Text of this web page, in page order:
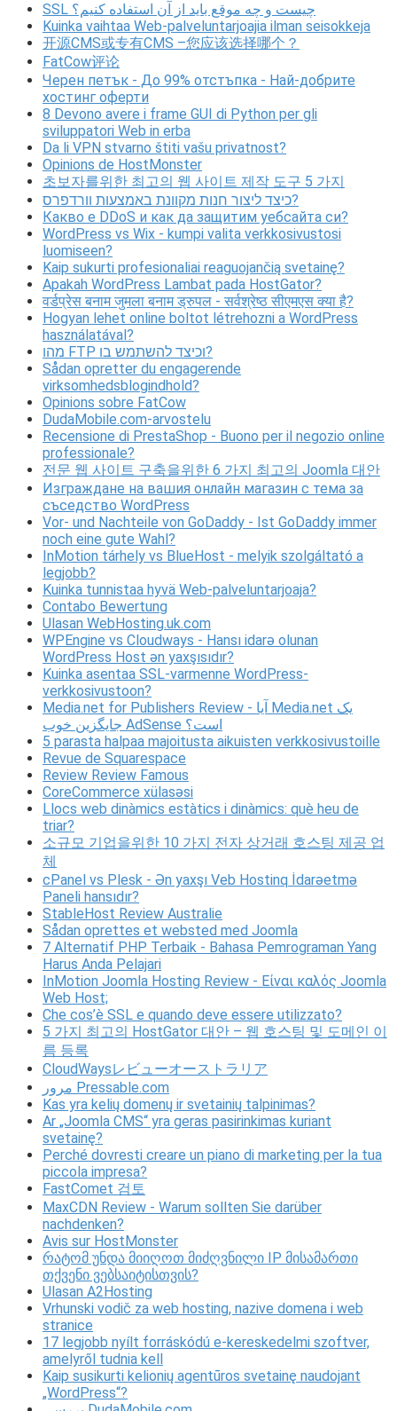
SSL چیست و چه موقع باید از آن استفاده کنیم؟
Kuinka vaihtaa Web-palveluntarjoajia ilman seisokkeja
开源CMS或专有CMS –您应该选择哪个？
FatCow评论
Черен петък - До 99% отстъпка - Най-добрите
хостинг оферти
8 Devono avere i frame GUI di Python per gli
sviluppatori Web in erba
Da li VPN stvarno štiti vašu privatnost?
Opinions de HostMonster
초보자를위한 최고의 웹 사이트 제작 도구 5 가지
כיצד ליצור חנות מקוונת באמצעות וורדפרס?
Какво е DDoS и как да защитим уебсайта си?
WordPress vs Wix - kumpi valita verkkosivustosi
luomiseen?
Kaip sukurti profesionaliai reaguojančią svetainę?
Apakah WordPress Lambat pada HostGator?
वर्डप्रेस बनाम जुमला बनाम ड्रुपल - सर्वश्रेष्ठ सीएमएस क्या है?
Hogyan lehet online boltot létrehozni a WordPress
használatával?
מהו FTP וכיצד להשתמש בו?
Sådan opretter du engagerende
virksomhedsblogindhold?
Opinions sobre FatCow
DudaMobile.com-arvostelu
Recensione di PrestaShop - Buono per il negozio online
professionale?
전문 웹 사이트 구축을위한 6 가지 최고의 Joomla 대안
Изграждане на вашия онлайн магазин с тема за
съседство WordPress
Vor- und Nachteile von GoDaddy - Ist GoDaddy immer
noch eine gute Wahl?
InMotion tárhely vs BlueHost - melyik szolgáltató a
legjobb?
Kuinka tunnistaa hyvä Web-palveluntarjoaja?
Contabo Bewertung
Ulasan WebHosting.uk.com
WPEngine vs Cloudways - Hansı idarə olunan
WordPress Host ən yaxşısıdır?
Kuinka asentaa SSL-varmenne WordPress-
verkkosivustoon?
Media.net for Publishers Review - آیا Media.net یک
جایگزین خوب AdSense است؟
5 parasta halpaa majoitusta aikuisten verkkosivustoille
Revue de Squarespace
Review Review Famous
CoreCommerce xülasəsi
Llocs web dinàmics estàtics i dinàmics: què heu de
triar?
소규모 기업을위한 10 가지 전자 상거래 호스팅 제공 업
체
cPanel vs Plesk - Ən yaxşı Veb Hostinq İdarəetmə
Paneli hansıdır?
StableHost Review Australie
Sådan oprettes et websted med Joomla
7 Alternatif PHP Terbaik - Bahasa Pemrograman Yang
Harus Anda Pelajari
InMotion Joomla Hosting Review - Είναι καλός Joomla
Web Host;
Che cos’è SSL e quando deve essere utilizzato?
5 가지 최고의 HostGator 대안 – 웹 호스팅 및 도메인 이
름 등록
CloudWaysレビューオーストラリア
مرور Pressable.com
Kas yra kelių domenų ir svetainių talpinimas?
Ar „Joomla CMS“ yra geras pasirinkimas kuriant
svetainę?
Perché dovresti creare un piano di marketing per la tua
piccola impresa?
FastComet 검토
MaxCDN Review - Warum sollten Sie darüber
nachdenken?
Avis sur HostMonster
რატომ უნდა მიიღოთ მიძღვნილი IP მისამართი
თქვენი ვებსაიტისთვის?
Ulasan A2Hosting
Vrhunski vodič za web hosting, nazive domena i web
stranice
17 legjobb nyílt forráskódú e-kereskedelmi szoftver,
amelyről tudnia kell
Kaip susikurti kelionių agentūros svetainę naudojant
„WordPress“?